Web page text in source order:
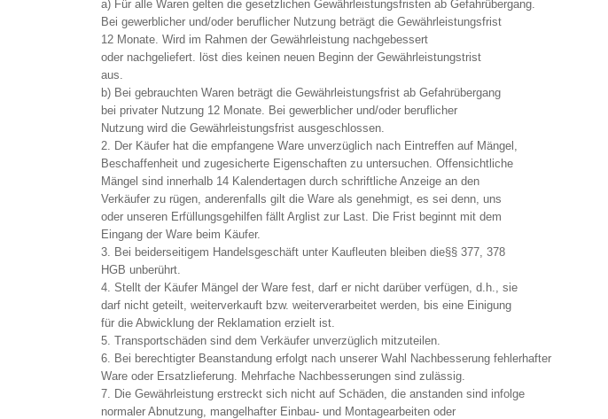
a) Für alle Waren gelten die gesetzlichen Gewährleistungsfristen ab Gefahrübergang.
Bei gewerblicher und/oder beruflicher Nutzung beträgt die Gewährleistungsfrist
12 Monate. Wird im Rahmen der Gewährleistung nachgebessert
oder nachgeliefert. löst dies keinen neuen Beginn der Gewährleistungstrist
aus.
b) Bei gebrauchten Waren beträgt die Gewährleistungsfrist ab Gefahrübergang
bei privater Nutzung 12 Monate. Bei gewerblicher und/oder beruflicher
Nutzung wird die Gewährleistungsfrist ausgeschlossen.
2. Der Käufer hat die empfangene Ware unverzüglich nach Eintreffen auf Mängel,
Beschaffenheit und zugesicherte Eigenschaften zu untersuchen. Offensichtliche
Mängel sind innerhalb 14 Kalendertagen durch schriftliche Anzeige an den
Verkäufer zu rügen, anderenfalls gilt die Ware als genehmigt, es sei denn, uns
oder unseren Erfüllungsgehilfen fällt Arglist zur Last. Die Frist beginnt mit dem
Eingang der Ware beim Käufer.
3. Bei beiderseitigem Handelsgeschäft unter Kaufleuten bleiben die§§ 377, 378
HGB unberührt.
4. Stellt der Käufer Mängel der Ware fest, darf er nicht darüber verfügen, d.h., sie
darf nicht geteilt, weiterverkauft bzw. weiterverarbeitet werden, bis eine Einigung
für die Abwicklung der Reklamation erzielt ist.
5. Transportschäden sind dem Verkäufer unverzüglich mitzuteilen.
6. Bei berechtigter Beanstandung erfolgt nach unserer Wahl Nachbesserung fehlerhafter
Ware oder Ersatzlieferung. Mehrfache Nachbesserungen sind zulässig.
7. Die Gewährleistung erstreckt sich nicht auf Schäden, die anstanden sind infolge
normaler Abnutzung, mangelhafter Einbau- und Montagearbeiten oder